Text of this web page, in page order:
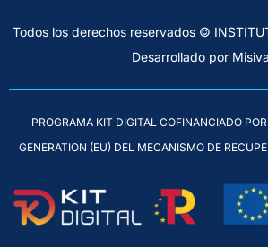
Todos los derechos reservados ©
Desarrollado por Misiva
PROGRAMA KIT DIGITAL COFINANCIADO
GENERATION (EU) DEL MECANISMO DE